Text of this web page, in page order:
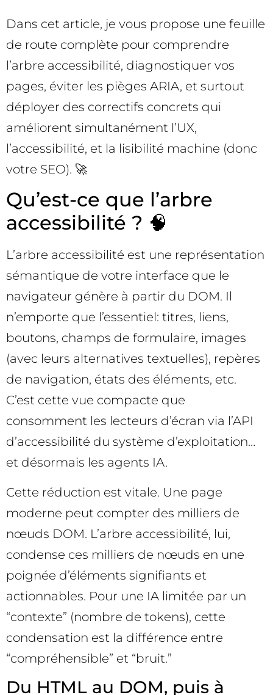
Dans cet article, je vous propose une feuille
de route complète pour comprendre
l’arbre accessibilité, diagnostiquer vos
pages, éviter les pièges ARIA, et surtout
déployer des correctifs concrets qui
améliorent simultanément l’UX,
l’accessibilité, et la lisibilité machine (donc
votre SEO). 🚀
Qu’est-ce que l’arbre
accessibilité ? 🧠
L’arbre accessibilité est une représentation
sémantique de votre interface que le
navigateur génère à partir du DOM. Il
n’emporte que l’essentiel: titres, liens,
boutons, champs de formulaire, images
(avec leurs alternatives textuelles), repères
de navigation, états des éléments, etc.
C’est cette vue compacte que
consomment les lecteurs d’écran via l’API
d’accessibilité du système d’exploitation…
et désormais les agents IA.
Cette réduction est vitale. Une page
moderne peut compter des milliers de
nœuds DOM. L’arbre accessibilité, lui,
condense ces milliers de nœuds en une
poignée d’éléments signifiants et
actionnables. Pour une IA limitée par un
“contexte” (nombre de tokens), cette
condensation est la différence entre
“compréhensible” et “bruit.”
Du HTML au DOM, puis à